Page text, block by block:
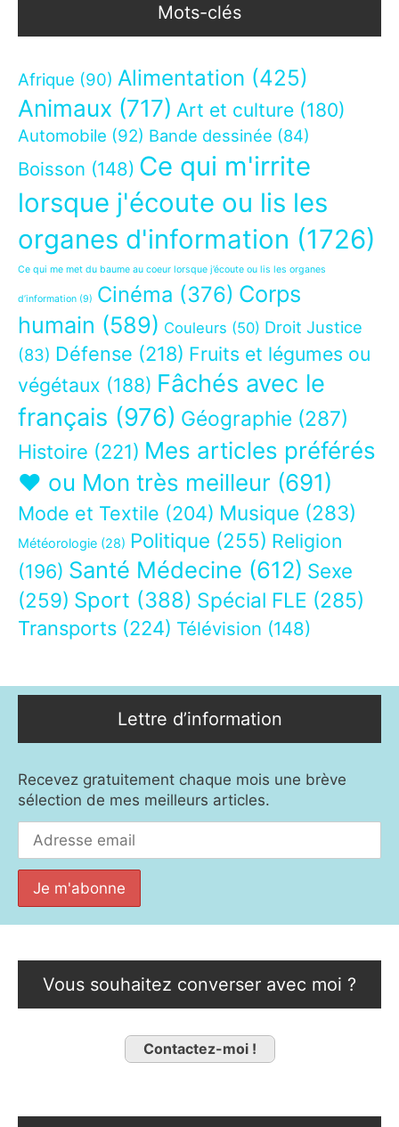
Mots-clés
Afrique (90) Alimentation (425)
Animaux (717) Art et culture (180)
Automobile (92) Bande dessinée (84)
Boisson (148) Ce qui m'irrite
lorsque j'écoute ou lis les
organes d'information (1726)
Ce qui me met du baume au coeur lorsque j’écoute ou lis les organes
d’information (9) Cinéma (376) Corps
humain (589) Couleurs (50) Droit Justice
(83) Défense (218) Fruits et légumes ou
végétaux (188) Fâchés avec le
français (976) Géographie (287)
Histoire (221) Mes articles préférés
❤ ou Mon très meilleur (691)
Mode et Textile (204) Musique (283)
Météorologie (28) Politique (255) Religion
(196) Santé Médecine (612) Sexe
(259) Sport (388) Spécial FLE (285)
Transports (224) Télévision (148)
Lettre d’information
Recevez gratuitement chaque mois une brève
sélection de mes meilleurs articles.
Vous souhaitez converser avec moi ?
Contactez-moi !